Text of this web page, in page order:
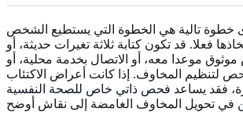
خطوة تالية هي الخطوة التي يستطيع الشخص
فعلا. قد تكون كتابة ثلاثة تغيرات حديثة، أو
موعدا معه، أو الاتصال بخدمة محلية، أو
لتنظيم المخاوف. إذا كانت أعراض الاكتئاب
فقد يساعد فحص ذاتي خاص للصحة النفسية